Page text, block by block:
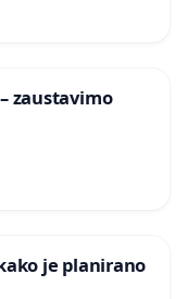
zaustavimo
je planirano